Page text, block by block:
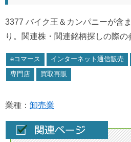
3377 バイク王＆カンパニーが含
り。関連株・関連銘柄探しの際の
eコマース インターネット通信販売
専門店
買取再販
業種： 卸売業